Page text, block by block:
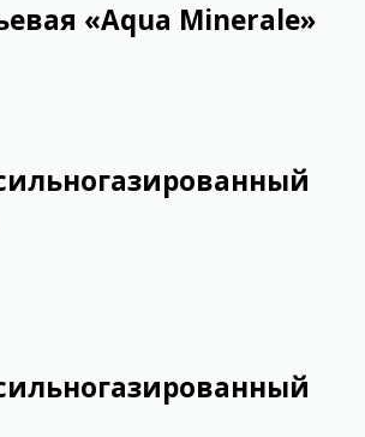
«Aqua Minerale»